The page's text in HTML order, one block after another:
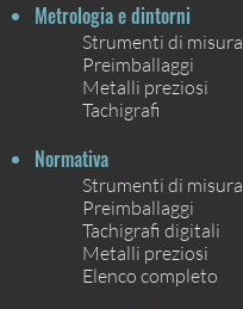
Metrologia e dintorni
Strumenti di misura
Preimballaggi
Metalli preziosi
Tachigrafi
Normativa
Strumenti di misura
Preimballaggi
Tachigrafi digitali
Metalli preziosi
Elenco completo